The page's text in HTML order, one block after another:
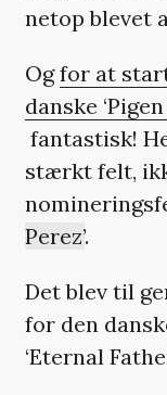
netop blevet
Ogfor at
danske
fantastisk!
stærkt felt,
Perez’.
Det blev til
for den
‘Eternal